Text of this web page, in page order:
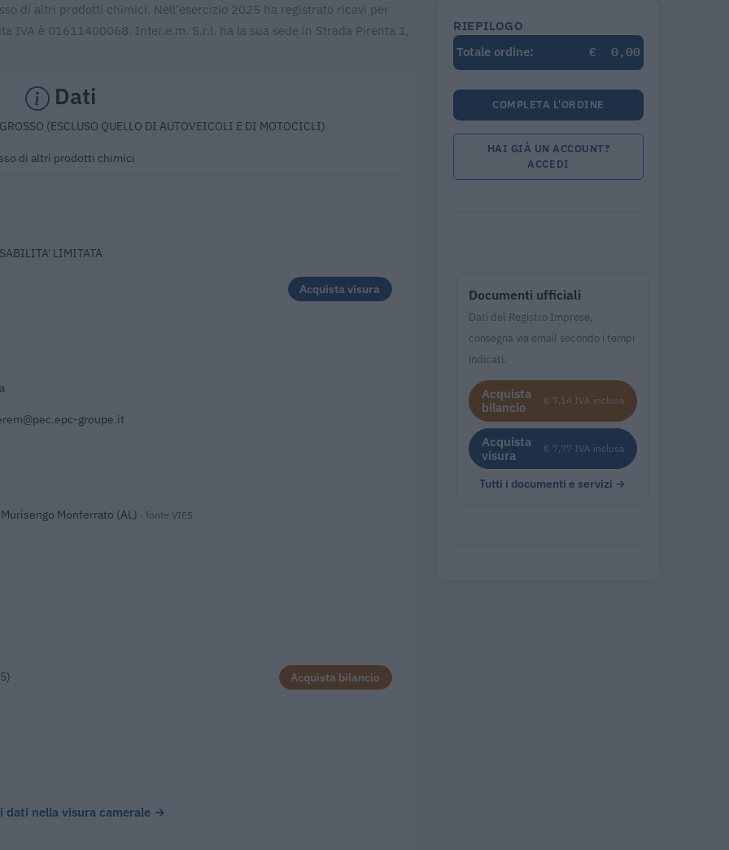
di altri prodotti chimici. Nell'esercizio 2025 ha registrato ricavi per
IVA è 01611400068. Inter.e.m. S.r.l. ha la sua sede in Strada Pirenta 1,
Dati
(ESCLUSO QUELLO DI AUTOVEICOLI E DI MOTOCICLI)
di altri prodotti chimici
LIMITATA
Acquista visura
groupe.it
Monferrato (AL) · fonte VIES
Acquista bilancio
dati nella visura camerale →
RIEPILOGO
Totale ordine:
€ 0,00
COMPLETA L'ORDINE
HAI GIÀ UN ACCOUNT?
ACCEDI
Documenti ufficiali
Dati del Registro Imprese,
consegna via email secondo i tempi
indicati.
Acquista
bilancio
€ 7,14 IVA inclusa
Acquista
visura
€ 7,77 IVA inclusa
Tutti i documenti e servizi →